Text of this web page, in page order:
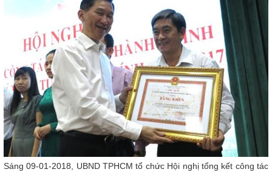
Sáng 09-01-2018, UBND TPHCM tổ chức Hội nghị tổng kết công tác